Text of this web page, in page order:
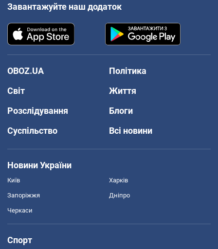
Завантажуйте наш додаток
OBOZ.UA
Політика
Світ
Життя
Розслідування
Блоги
Суспільство
Всі новини
Новини України
Київ Харків
Запоріжжя Дніпро
Черкаси
Спорт